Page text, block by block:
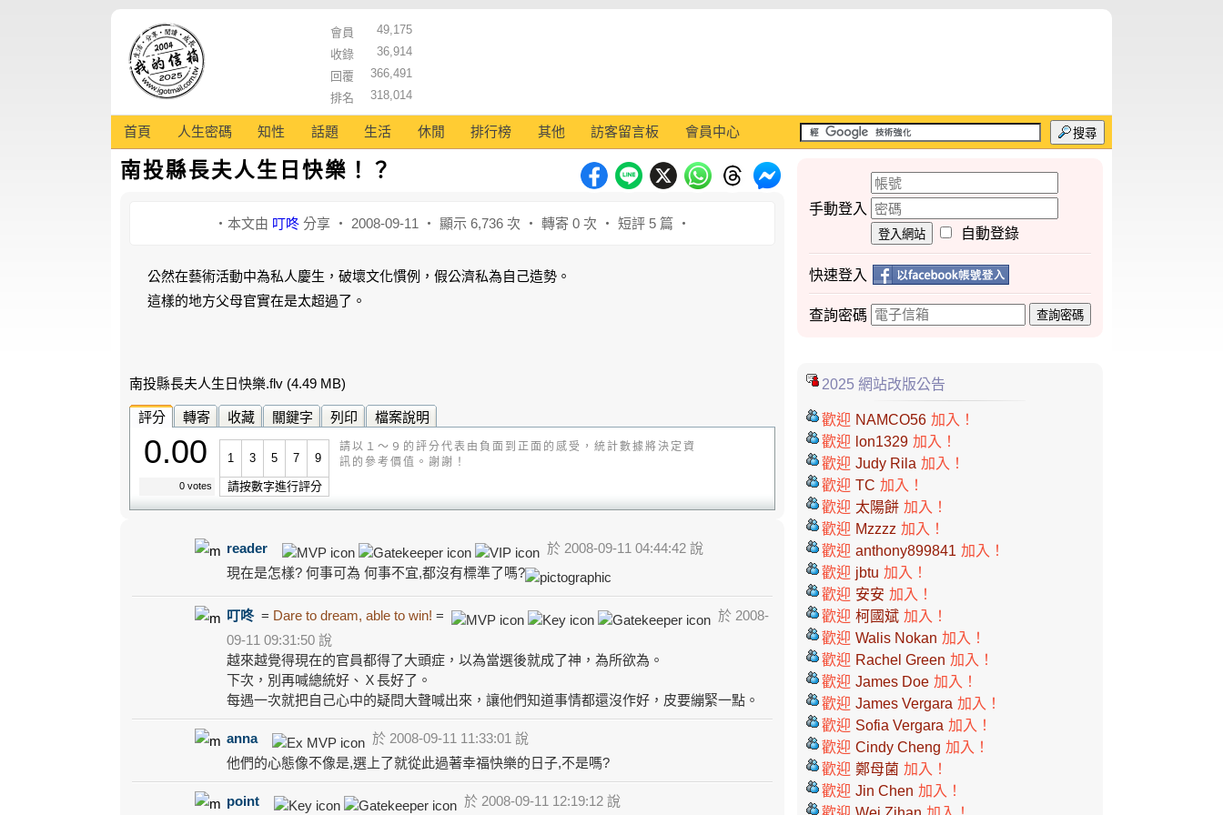
會員
49,175
收錄
36,914
回覆
366,491
排名
318,014
首頁 人生密碼 知性 話題 生活 休閒 排行榜 其他 訪客留言板 會員中心 搜尋
南投縣長夫人生日快樂！？
‧本文由 叮咚 分享 ‧ 2008-09-11 ‧ 顯示 6,736 次 ‧ 轉寄 0 次 ‧ 短評 5 篇 ‧
公然在藝術活動中為私人慶生，破壞文化慣例，假公濟私為自己造勢。
這樣的地方父母官實在是太超過了。
南投縣長夫人生日快樂.flv (4.49 MB)
評分 轉寄 收藏 關鍵字 列印 檔案說明
0.00
0 votes
1 3 5 7 9
請按數字進行評分
請以１～９的評分代表由負面到正面的感受，統計數據將決定資
訊的參考價值。謝謝！
reader
於 2008-09-11 04:44:42 說
現在是怎樣? 何事可為 何事不宜,都沒有標準了嗎?
叮咚 = Dare to dream, able to win! =
於 2008-
09-11 09:31:50 說
越來越覺得現在的官員都得了大頭症，以為當選後就成了神，為所欲為。
下次，別再喊總統好、Ｘ長好了。
每遇一次就把自己心中的疑問大聲喊出來，讓他們知道事情都還沒作好，皮要繃緊一點。
anna
於 2008-09-11 11:33:01 說
他們的心態像不像是,選上了就從此過著幸福快樂的日子,不是嗎?
point 於 2008-09-11 12:19:12 說
手動登入
登入網站 自動登錄
快速登入
查詢密碼 查詢密碼
2025 網站改版公告
歡迎 NAMCO56 加入！
歡迎 lon1329 加入！
歡迎 Judy Rila 加入！
歡迎 TC 加入！
歡迎 太陽餅 加入！
歡迎 Mzzzz 加入！
歡迎 anthony899841 加入！
歡迎 jbtu 加入！
歡迎 安安 加入！
歡迎 柯國斌 加入！
歡迎 Walis Nokan 加入！
歡迎 Rachel Green 加入！
歡迎 James Doe 加入！
歡迎 James Vergara 加入！
歡迎 Sofia Vergara 加入！
歡迎 Cindy Cheng 加入！
歡迎 鄭母菌 加入！
歡迎 Jin Chen 加入！